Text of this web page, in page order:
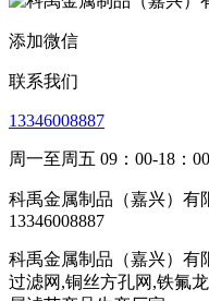
添加微信
联系我们
13346008887
周一至周五 09：00-18：00
科禹金属制品（嘉兴）有
13346008887
科禹金属制品（嘉兴）有
过滤网,铜丝方孔网,铁氟